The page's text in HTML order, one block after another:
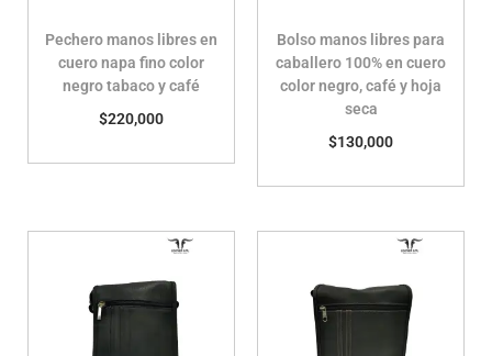
Pechero manos libres en
cuero napa fino color
negro tabaco y café
$220,000
Bolso manos libres para
caballero 100% en cuero
color negro, café y hoja
seca
$130,000